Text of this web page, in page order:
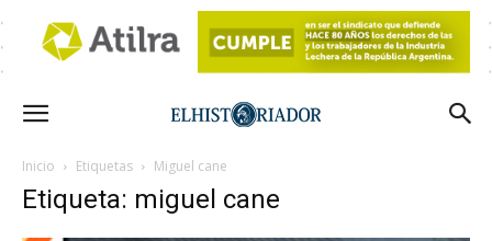
Inicio Etiquetas Miguel cane
Etiqueta: miguel cane